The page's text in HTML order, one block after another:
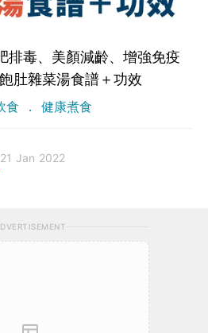
排毒、美顏減齡、增強免疫
肚雜菜湯食譜＋功效
食 健康煮食
Jan 2022